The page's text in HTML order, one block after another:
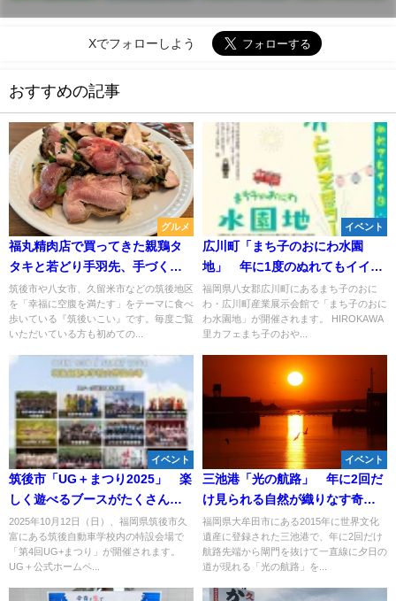
Xでフォローしよう
おすすめの記事
グルメ
福丸精肉店で買ってきた親鶏タ
タキと若どり手羽先、手づくり
ポテトサラダなどのご紹介
筑後市や八女市、久留米市などの筑後地区
を「幸福に空腹を満たす」をテーマに食べ
歩いている『筑後いこい』です。毎度ご覧
いただいている方も初めての...
イベント
広川町「まち子のおにわ水園
地」 年に1度のぬれてもイイ
日！みんなで思いっきり水遊び
をしよう
福岡県八女郡広川町にあるまち子のおに
わ・広川町産業展示会館で「まち子のおに
わ水園地」が開催されます。 HIROKAWA
里カフェまち子のおや...
イベント
筑後市「UG＋まつり2025」 楽
しく遊べるブースがたくさん！
色んなショップも大集合
2025年10月12日（日）、福岡県筑後市久
富にある筑後自動車学校内の特設会場で
「第4回UG+まつり」が開催されます。
UG＋公式ホームペ...
イベント
三池港「光の航路」 年に2回だ
け見られる自然が織りなす奇跡
の絶景
福岡県大牟田市にある2015年に世界文化
遺産に登録された三池港で、年に2回だけ
航路先端から閘門を抜けて一直線に夕日の
道が現れる「光の航路」を...